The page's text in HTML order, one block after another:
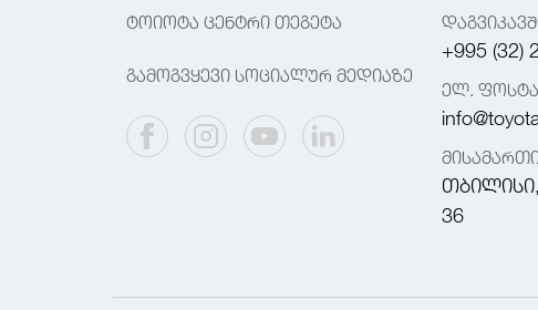
ტოიოტა ცენტრი თეგეტა
გამოგვყევი სოციალურ მედიაზე
+995 (32)
ელ. ფოსტა
36